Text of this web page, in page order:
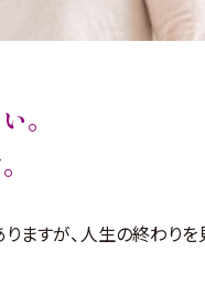
。
ますが、人生の終わり